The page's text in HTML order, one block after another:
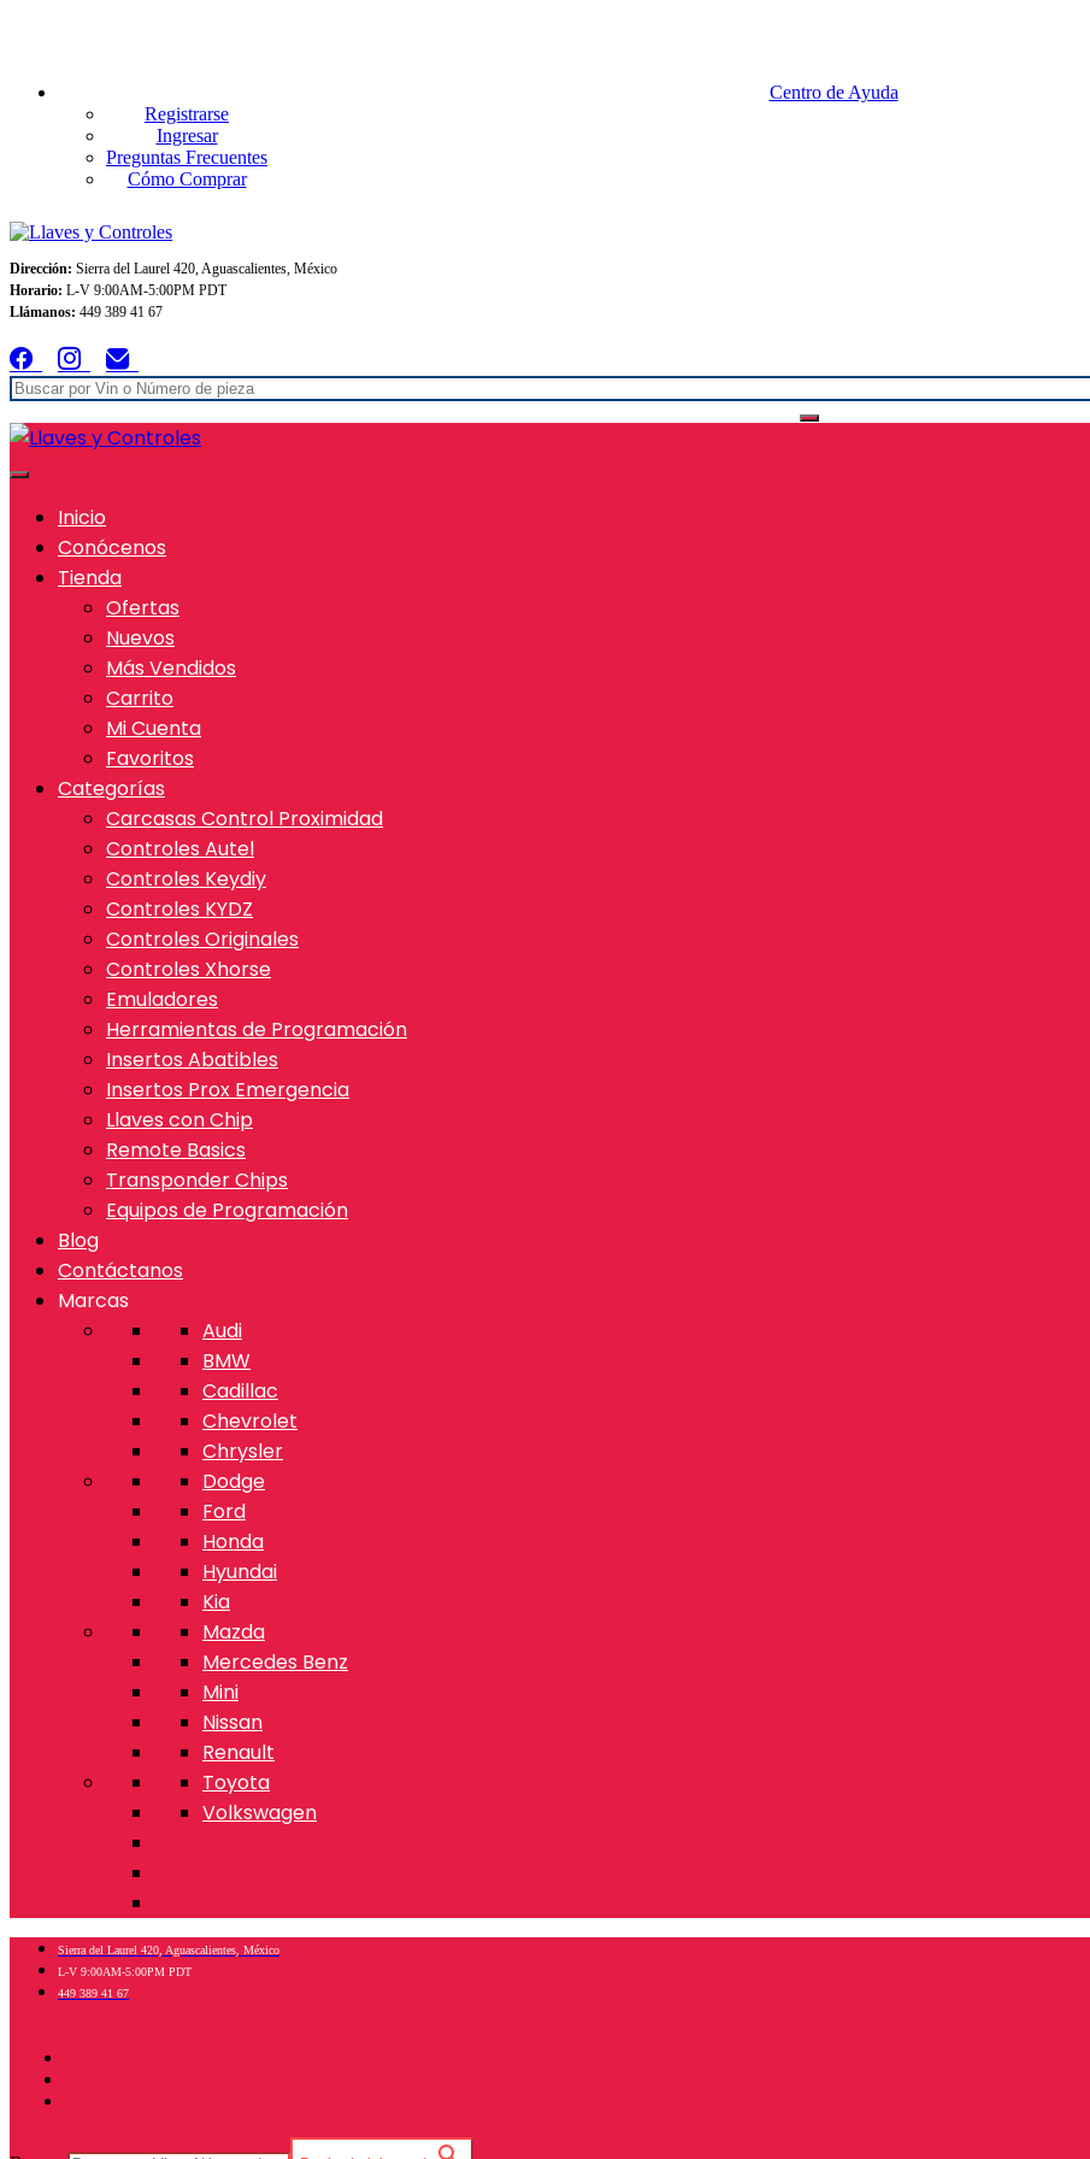
Centro de Ayuda
Registrarse
Ingresar
Preguntas Frecuentes
Cómo Comprar
Dirección: Sierra del Laurel 420, Aguascalientes, México
Horario: L-V 9:00AM-5:00PM PDT
Llámanos: 449 389 41 67
Inicio
Conócenos
Tienda
Ofertas
Nuevos
Más Vendidos
Carrito
Mi Cuenta
Favoritos
Categorías
Carcasas Control Proximidad
Controles Autel
Controles Keydiy
Controles KYDZ
Controles Originales
Controles Xhorse
Emuladores
Herramientas de Programación
Insertos Abatibles
Insertos Prox Emergencia
Llaves con Chip
Remote Basics
Transponder Chips
Equipos de Programación
Blog
Contáctanos
Marcas
Audi
BMW
Cadillac
Chevrolet
Chrysler
Dodge
Ford
Honda
Hyundai
Kia
Mazda
Mercedes Benz
Mini
Nissan
Renault
Toyota
Volkswagen
Sierra del Laurel 420, Aguascalientes, México
L-V 9:00AM-5:00PM PDT
449 389 41 67